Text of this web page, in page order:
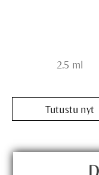
2.5 ml
Tutustu nyt